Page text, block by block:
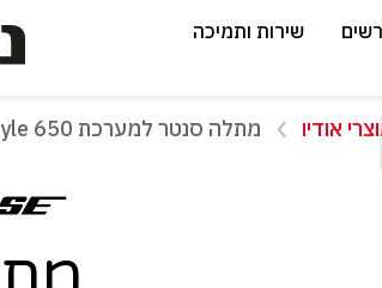
שירות ותמיכה
אודיו מתלה סנטר למערכת Bose Lifestyle 650